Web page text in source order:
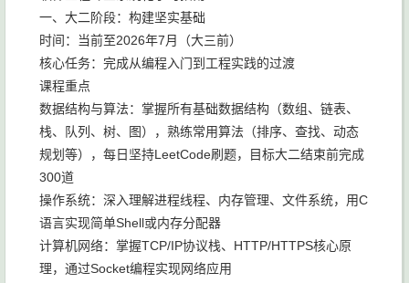
一、大二阶段：构建坚实基础
时间：当前至2026年7月（大三前）
核心任务：完成从编程入门到工程实践的过渡
课程重点
数据结构与算法：掌握所有基础数据结构（数组、链表、
栈、队列、树、图），熟练常用算法（排序、查找、动态
规划等），每日坚持LeetCode刷题，目标大二结束前完成
300道
操作系统：深入理解进程线程、内存管理、文件系统，用C
语言实现简单Shell或内存分配器
计算机网络：掌握TCP/IP协议栈、HTTP/HTTPS核心原
理，通过Socket编程实现网络应用